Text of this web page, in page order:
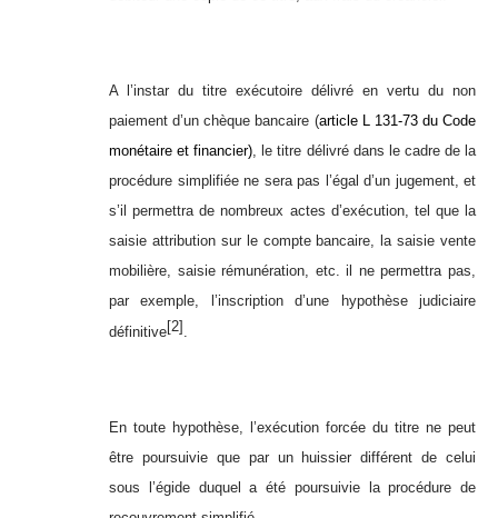
A l’instar du titre exécutoire délivré en vertu du non
paiement d’un chèque bancaire (article L 131-73 du Code
monétaire et financier) , le titre délivré dans le cadre de la
procédure simplifiée ne sera pas l’égal d’un jugement, et
s’il permettra de nombreux actes d’exécution, tel que la
saisie attribution sur le compte bancaire, la saisie vente
mobilière, saisie rémunération, etc. il ne permettra pas,
par exemple, l’inscription d’une hypothèse judiciaire
définitive[2].
En toute hypothèse, l’exécution forcée du titre ne peut
être poursuivie que par un huissier différent de celui
sous l’égide duquel a été poursuivie la procédure de